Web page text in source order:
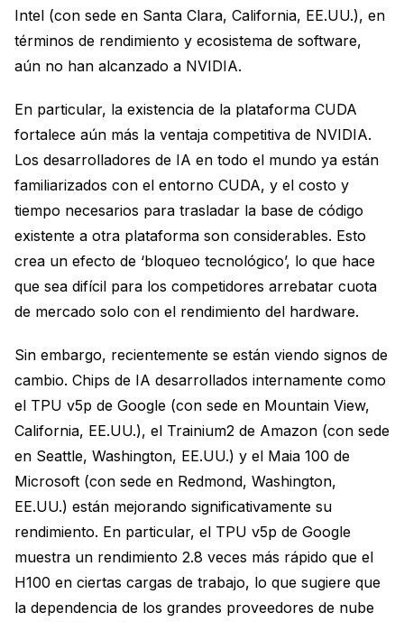
Intel (con sede en Santa Clara, California, EE.UU.), en
términos de rendimiento y ecosistema de software,
aún no han alcanzado a NVIDIA.
En particular, la existencia de la plataforma CUDA
fortalece aún más la ventaja competitiva de NVIDIA.
Los desarrolladores de IA en todo el mundo ya están
familiarizados con el entorno CUDA, y el costo y
tiempo necesarios para trasladar la base de código
existente a otra plataforma son considerables. Esto
crea un efecto de ‘bloqueo tecnológico’, lo que hace
que sea difícil para los competidores arrebatar cuota
de mercado solo con el rendimiento del hardware.
Sin embargo, recientemente se están viendo signos de
cambio. Chips de IA desarrollados internamente como
el TPU v5p de Google (con sede en Mountain View,
California, EE.UU.), el Trainium2 de Amazon (con sede
en Seattle, Washington, EE.UU.) y el Maia 100 de
Microsoft (con sede en Redmond, Washington,
EE.UU.) están mejorando significativamente su
rendimiento. En particular, el TPU v5p de Google
muestra un rendimiento 2.8 veces más rápido que el
H100 en ciertas cargas de trabajo, lo que sugiere que
la dependencia de los grandes proveedores de nube